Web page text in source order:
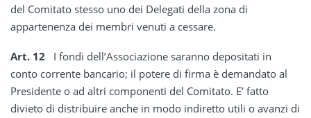
del Comitato stesso uno dei Delegati della zona di
appartenenza dei membri venuti a cessare.
Art. 12 I fondi dell’Associazione saranno depositati in
conto corrente bancario; il potere di firma è demandato al
Presidente o ad altri componenti del Comitato. E’ fatto
divieto di distribuire anche in modo indiretto utili o avanzi di